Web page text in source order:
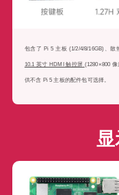
包含了 Pi 5 主板 (1/2/4/8/16GB)、
10.1 英寸 HDMI 触控屏 (1280×800
供不含 Pi 5 主板的配件包可选择。